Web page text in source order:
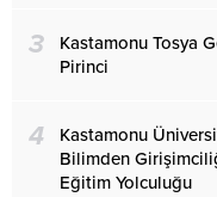
3
Kastamonu Tosya
Pirinci
4
Kastamonu
Bilimden
Eğitim Yolculuğu